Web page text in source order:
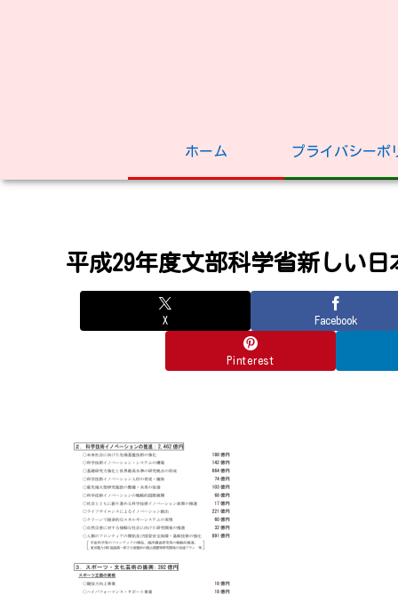
ホーム プライバシーポ
平成29年度文部科学省新しい
X Facebook
Pinterest